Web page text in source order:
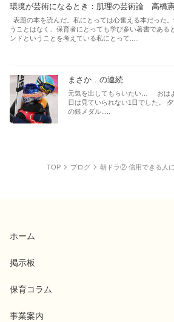
環境が芸術になるとき：肌理の芸術論 高橋
表題の本を読んだ。私にとっては心奮える本だった
うことはなく、保育者にとっても学び多い著書である
ンドということを考えている私にとって.....
まさか…の連続
元気を出してもらいたい… おは
日は見ていられない1日でした。
の銀メダル.....
TOP ブログ 朝ドラ② 信用できる人
ホーム
掲示板
保育コラム
事業案内